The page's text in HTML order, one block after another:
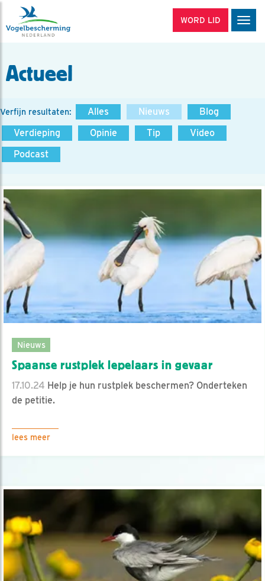
WORD LID
Actueel
Verfijn resultaten: Alles Nieuws
Blog
Verdieping
Opinie Tip
Video
Podcast
Nieuws
Spaanse rustplek lepelaars in gevaar
17.10.24 Help je hun rustplek beschermen? Onderteken
de petitie.
lees meer